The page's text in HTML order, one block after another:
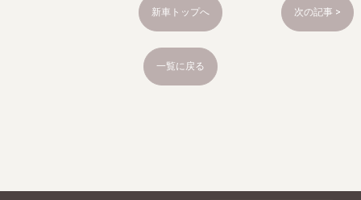
新車トップへ 次の記事 >
一覧に戻る